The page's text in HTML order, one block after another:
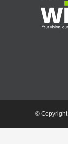
© Copyright